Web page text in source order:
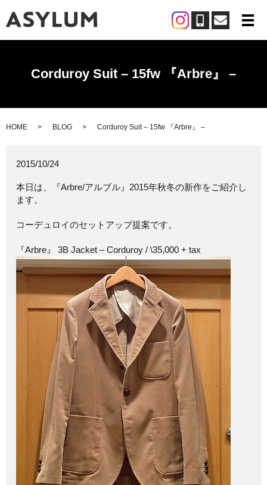
メ
Corduroy Suit – 15fw 『Arbre』 –
HOME BLOG Corduroy Suit – 15fw 『Arbre』 –
2015/10/24
本日は、『Arbre/アルブル』2015年秋冬の新作をご紹介し
ます。
コーデュロイのセットアップ提案です。
『Arbre』 3B Jacket – Corduroy / \35,000 + tax